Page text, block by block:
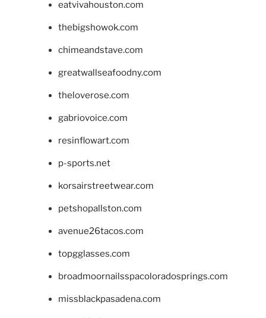
eatvivahouston.com
thebigshowok.com
chimeandstave.com
greatwallseafoodny.com
theloverose.com
gabriovoice.com
resinflowart.com
p-sports.net
korsairstreetwear.com
petshopallston.com
avenue26tacos.com
topgglasses.com
broadmoornailsspacoloradosprings.com
missblackpasadena.com